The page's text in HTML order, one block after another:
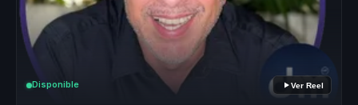
Disponible Ver Reel